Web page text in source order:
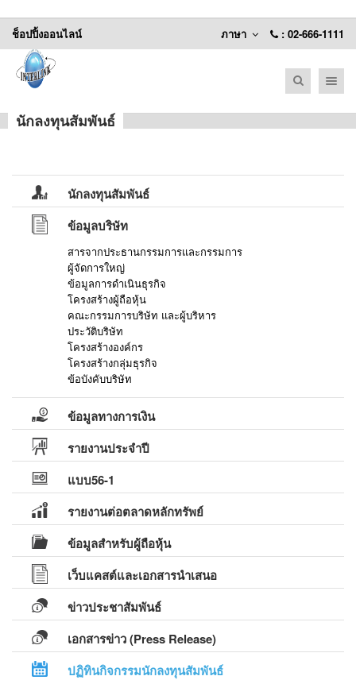
ช็อปปิ้งออนไลน์ : 02-666-1111
ภาษา
นักลงทุนสัมพันธ์
นักลงทุนสัมพันธ์
ข้อมูลบริษัท
สารจากประธานกรรมการและกรรมการ
ผู้จัดการใหญ่
ข้อมูลการดำเนินธุรกิจ
โครงสร้างผู้ถือหุ้น
คณะกรรมการบริษัท และผู้บริหาร
ประวัติบริษัท
โครงสร้างองค์กร
โครงสร้างกลุ่มธุรกิจ
ข้อบังคับบริษัท
ข้อมูลทางการเงิน
รายงานประจำปี
แบบ56-1
รายงานต่อตลาดหลักทรัพย์
ข้อมูลสำหรับผู้ถือหุ้น
เว็บแคสต์และเอกสารนำเสนอ
ข่าวประชาสัมพันธ์
เอกสารข่าว (Press Release)
ปฏิทินกิจกรรมนักลงทุนสัมพันธ์